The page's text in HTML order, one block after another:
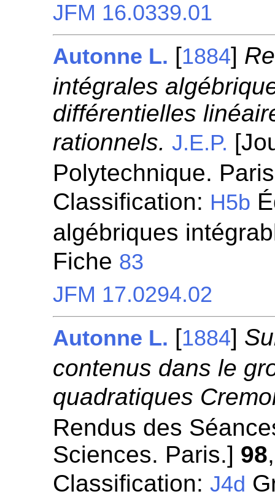
JFM 16.0339.01
Autonne L. [1884]
intégrales
différentielles
rationnels. J.E.P.
Polytechnique.
Classification: H5b
algébriques
Fiche 83
JFM 17.0294.02
Autonne L. [1884]
contenus dans le
quadratiques
Rendus des
Sciences. Paris.] 98
Classification:J4d